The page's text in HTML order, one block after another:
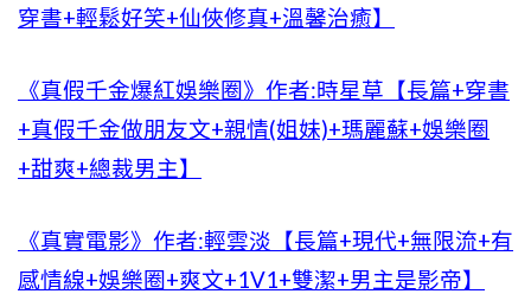
穿書+輕鬆好笑+仙俠修真+溫馨治癒】
《真假千金爆紅娛樂圈》作者:時星草【長篇+穿書
+真假千金做朋友文+親情(姐妹)+瑪麗蘇+娛樂圈
+甜爽+總裁男主】
《真實電影》作者:輕雲淡【長篇+現代+無限流+有
感情線+娛樂圈+爽文+1V1+雙潔+男主是影帝】